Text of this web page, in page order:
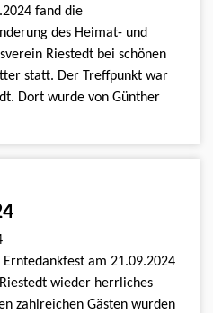
fand die
des Heimat- und
Riestedt bei schönen
statt. Der Treffpunkt war
Dort wurde von Günther
Erntedankfest am 21.09.2024
wieder herrliches
zahlreichen Gästen wurden